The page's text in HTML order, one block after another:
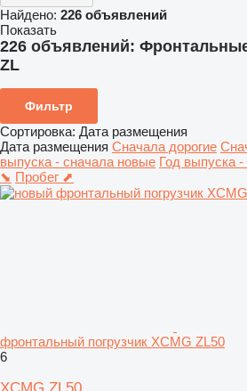
Найдено: 226 объявлений
Показать
226 объявлений:
ZL
Фильтр
Сортировка: Дата размещения
Дата размещения Сначала дорогие
выпуска - сначала новые Год выпуска
⬊ Пробег ⬈
фронтальный погрузчик XCMG ZL50
6